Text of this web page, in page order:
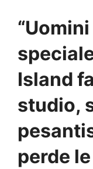
Island
studio,
perde